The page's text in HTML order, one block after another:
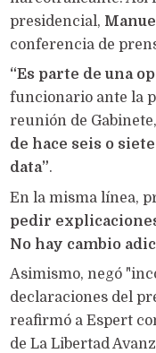
presidencial,
conferencia de
“Es parte de una
funcionario ante la
reunión de
de hace seis o
data”.
En la misma línea,
pedir
No hay cambio
Asimismo, negó
declaraciones del
reafirmó a Espert
de La Libertad